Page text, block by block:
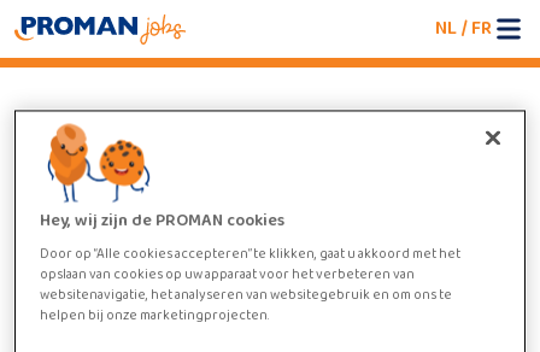
NL/FR
An error occurred
We're having trouble loading the jobboard. Please
refresh the page or try again later.
Hey, wij zijn de PROMAN cookies
Door op “Alle cookies accepteren” te klikken, gaat u akkoord met het
opslaan van cookies op uw apparaat voor het verbeteren van
websitenavigatie, het analyseren van websitegebruik en om ons te
helpen bij onze marketingprojecten.